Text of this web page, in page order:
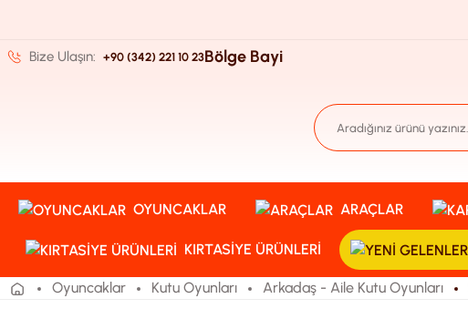
Bize Ulaşın: +90 (342) 221 10 23Bölge Bayi
OYUNCAKLAR ARAÇLAR
KIRTASIYE ÜRÜNLERI
Oyuncaklar Kutu Oyunları Arkadaş - Aile Kutu Oyunları